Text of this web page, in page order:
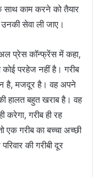
साथ काम करने को तैयार
सेवा ली जाए।
प्रेस कॉन्फ्रेंस में कहा,
कोई परहेज नहीं है। गरीब
है, मजदूर है। वह अपने
हालत बहुत खराब है। वह
करेगा, गरीब ही रह
गरीब का बच्चा अच्छी
की गरीबी दूर